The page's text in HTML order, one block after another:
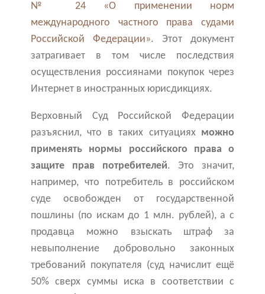
№ 24 «О применении норм
международного частного права судами
Российской Федерации». Этот документ
затрагивает в том числе последствия
осуществления россиянами покупок через
Интернет в иностранных юрисдикциях.
Верховный Суд Российской Федерации
разъяснил, что в таких ситуациях можно
применять нормы российского права о
защите прав потребителей. Это значит,
например, что потребитель в российском
суде освобожден от государственной
пошлины (по искам до 1 млн. рублей), а с
продавца можно взыскать штраф за
невыполнение добровольно законных
требований покупателя (суд начислит ещё
50% сверх суммы иска в соответствии с